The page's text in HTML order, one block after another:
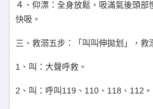
４、仰漂：全身放鬆，吸滿氣後頭部
快吸。
三、救溺五步：「叫叫伸拋划」，救
1 、叫：大聲呼救。
2 、叫：呼叫 119 、 110 、 118 、 112 。